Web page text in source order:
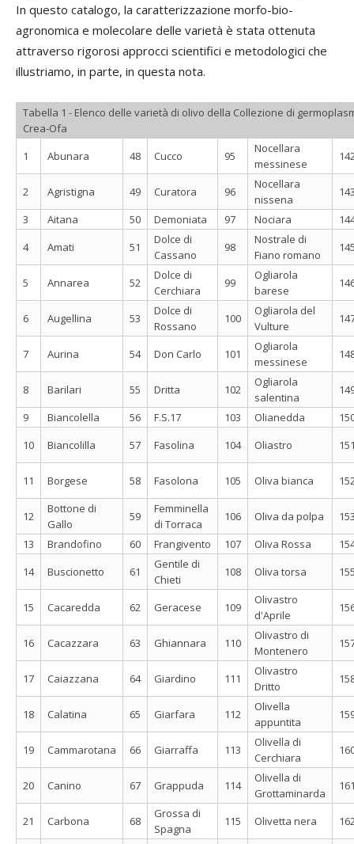
In questo catalogo, la caratterizzazione morfo-bio-
agronomica e molecolare delle varietà è stata ottenuta
attraverso rigorosi approcci scientifici e metodologici che
illustriamo, in parte, in questa nota.
Tabella 1 - Elenco delle varietà di olivo della Collezione di
Crea-Ofa
1
Abunara 48 Cucco 95
Nocellara
messinese
2 Agristigna 49 Curatora 96
Nocellara
nissena
3
Aitana 50 Demoniata 97 Nociara
4
Amati 51
Dolce di
Cassano
98
Nostrale di
Fiano romano
5 Annarea 52
Dolce di
Cerchiara
99
Ogliarola
barese
6 Augellina 53
Dolce di
Rossano
100
Ogliarola del
Vulture
7 Aurina 54 Don Carlo 101
Ogliarola
messinese
8 Barilari 55 Dritta 102
Ogliarola
salentina
9
Biancolella 56 F.S.17 103 Olianedda
10
Biancolilla 57 Fasolina 104 Oliastro
11 Borgese 58 Fasolona 105 Oliva bianca
12
Bottone di
Gallo
59
Femminella
di Torraca
106 Oliva da polpa
13
Brandofino 60 Frangivento 107 Oliva Rossa
14
Buscionetto 61
Gentile di
Chieti
108 Oliva torsa
15 Cacaredda 62 Geracese 109
Olivastro
d'Aprile
16 Cacazzara 63 Ghiannara 110
Olivastro di
Montenero
17 Caiazzana 64 Giardino 111
Olivastro
Dritto
18 Calatina 65 Giarfara 112
Olivella
appuntita
19 Cammarotana 66 Giarraffa 113
Olivella di
Cerchiara
20 Canino 67 Grappuda 114
Olivella di
Grottaminarda
21 Carbona 68
Grossa di
Spagna
115 Olivetta nera